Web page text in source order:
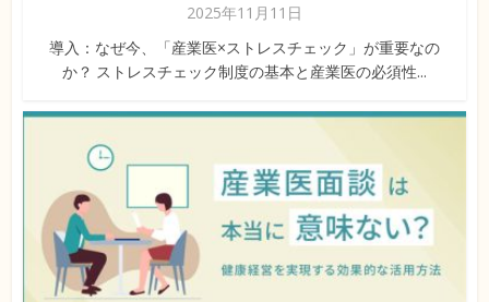
2025年11月11日
導入：なぜ今、「産業医×ストレスチェック」が重要なの
か？ ストレスチェック制度の基本と産業医の必須性...